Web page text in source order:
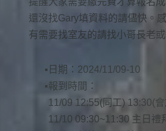
還沒找Gary填資料的請儘快。感
有需要找室友的請找小哥長老或
日期：2024/11/09-10
報到時間：
11/09 12:55(同工) 13:30(
11/10 09:30~11:30 主日禮